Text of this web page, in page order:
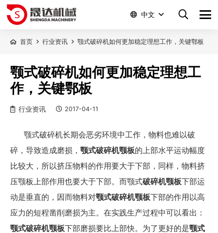
中文
首页 行业资讯 颚式破碎机如何更加稳定理想工作，关键鄂板
颚式破碎机如何更加稳定理想工
作，关键鄂板
行业资讯 2017-04-11
颚式破碎机长期会恶劣环境中工作，物料也难以破
碎，导致造成磨损， 颚式破碎机颚板的上部水平运动幅度
比较大，所以挤压物料的作用要大于下部，同样，物料挤
压颚板上部作用也要大于下部。而颚式破碎机颚板下部运
动是垂直的，因而物料对颚式破碎机颚板下部的作用以高
应力的短程凿削磨损为主。在实践生产过程中可以看出：
颚式破碎机颚板下部磨损要比上部快。为了更好的是颚式